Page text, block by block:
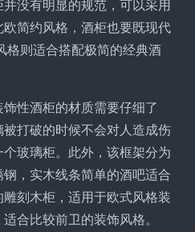
没有明显的规范，可以采用
简约风格，酒柜也要既现代
格则适合搭配极简的经典酒
性酒柜的材质需要仔细了
打破的时候不会对人造成伤
玻璃柜。此外，该框架分为
，实木线条简单的酒吧适合
刻木柜，适用于欧式风格装
合比较前卫的装饰风格。